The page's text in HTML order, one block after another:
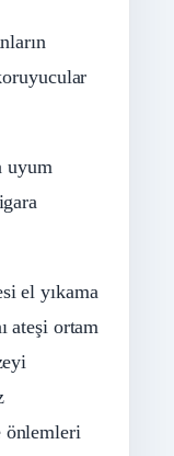
uyum
el yıkama
ateşi ortam
önlemleri